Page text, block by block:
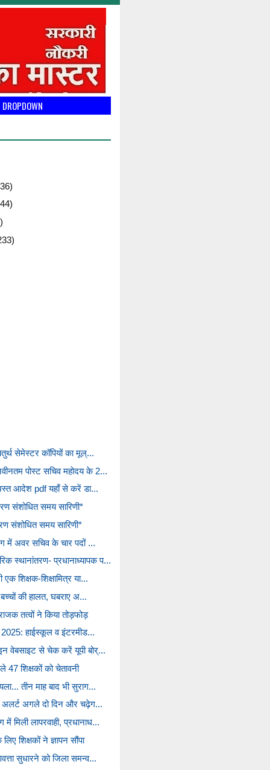
DROPDOWN
सेमेस्टर कॉपियों का मूल्...
पोस्ट सचिव महोदय के 2...
आदेश pdf यहाँ से करें डा...
संशोधित समय सारिणी*
संशोधित समय सारिणी*
में अवर सचिव के चार पदों ...
स्थानांतरण- प्रधानाध्यापक प...
एक शिक्षक-शिक्षामित्र या...
की हालत, घबराए अ...
तत्वों ने किया तोड़फोड़
2025: हाईस्कूल व इंटरमीड...
वेबसाइट से चेक करें यूपी बोर्...
47 शिक्षकों को चेतावनी
तीन माह बाद भी सुराग...
अलर्ट अगले दो दिन और चढ़ेग...
मिली लापरवाही, प्रधानाध...
शिक्षकों ने ज्ञापन सौंपा
सुधारने को जिला समन्व...